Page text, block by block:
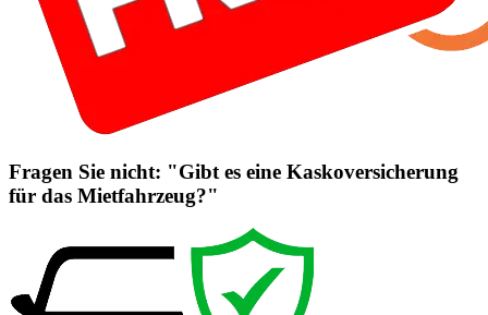
Fragen Sie nicht: "Gibt es eine Kaskoversicherung
für das Mietfahrzeug?"